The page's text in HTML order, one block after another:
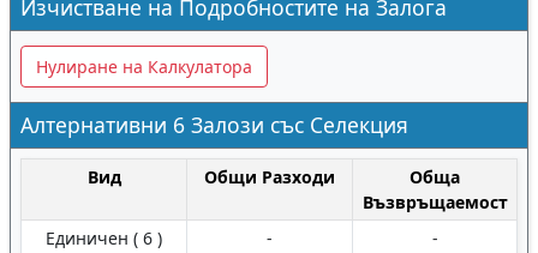
Изчистване на Подробностите на Залога
Нулиране на Калкулатора
Алтернативни 6 Залози със Селекция
Вид Общи Разходи
Обща
Възвръщаемост
Единичен ( 6 )
-
-